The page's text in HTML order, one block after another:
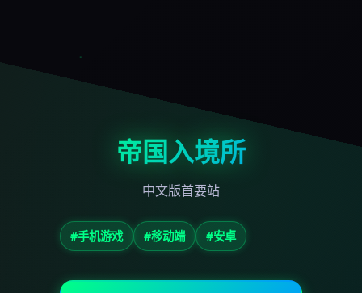
帝国入境所
中文版首要站
#手机游戏 #移动端 #安卓